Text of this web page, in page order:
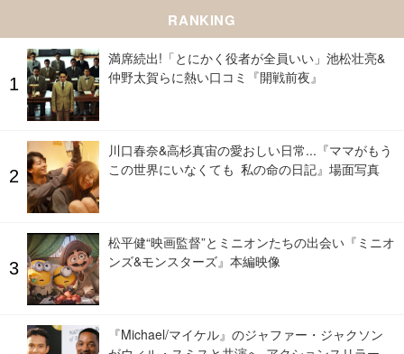
RANKING
満席続出!「とにかく役者が全員いい」池松壮亮&
仲野太賀らに熱い口コミ『開戦前夜』
川口春奈&高杉真宙の愛おしい日常...『ママがもう
この世界にいなくても 私の命の日記』場面写真
松平健“映画監督”とミニオンたちの出会い『ミニオ
ンズ&モンスターズ』本編映像
『Michael/マイケル』のジャファー・ジャクソン